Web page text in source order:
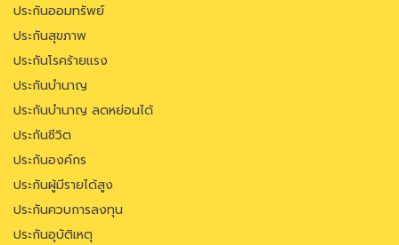
ประกันออมทรัพย์
ประกันสุขภาพ
ประกันโรคร้ายแรง
ประกันบำนาญ
ประกันบำนาญ ลดหย่อนได้
ประกันชีวิต
ประกันองค์กร
ประกันผู้มีรายได้สูง
ประกันควบการลงทุน
ประกันอุบัติเหตุ